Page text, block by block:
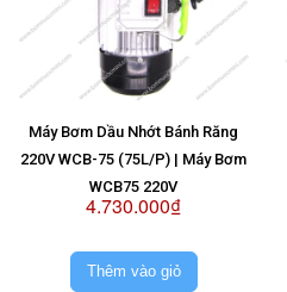
Máy Bơm Dầu Nhớt Bánh Răng
220V WCB-75 (75L/P) | Máy Bơm
WCB75 220V
4.730.000₫
Thêm vào giỏ